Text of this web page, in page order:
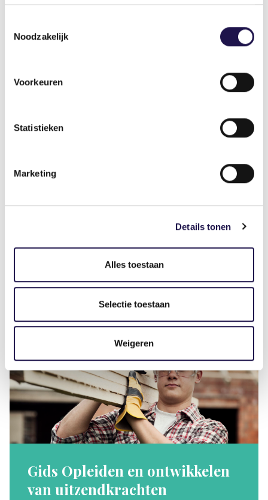
Noodzakelijk
Voorkeuren
Statistieken
Marketing
Details tonen
Alles toestaan
Selectie toestaan
Weigeren
18 juni Kennisdag PPS: samenwerken
matchen, inclusieve technologie en regionale
Laad meer
Gids Opleiden en ontwikkelen
van uitzendkrachten